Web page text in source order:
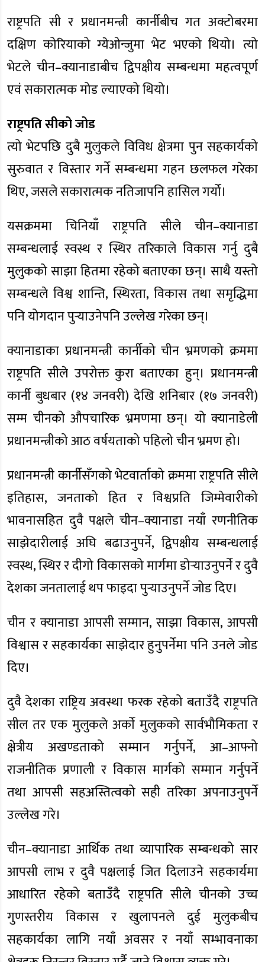
राष्ट्रपति सी र प्रधानमन्त्री कार्नीबीच गत अक्टोबरमा
दक्षिण कोरियाको ग्येओन्जुमा भेट भएको थियो। त्यो
भेटले चीन–क्यानाडाबीच द्विपक्षीय सम्बन्धमा महत्वपूर्ण
एवं सकारात्मक मोड ल्याएको थियो।
राष्ट्रपति सीको जोड
त्यो भेटपछि दुबै मुलुकले विविध क्षेत्रमा पुन सहकार्यको
सुरुवात र विस्तार गर्ने सम्बन्धमा गहन छलफल गरेका
थिए, जसले सकारात्मक नतिजापनि हासिल गर्यो।
यसक्रममा चिनियाँ राष्ट्रपति सीले चीन–क्यानाडा
सम्बन्धलाई स्वस्थ र स्थिर तरिकाले विकास गर्नु दुबै
मुलुकको साझा हितमा रहेको बताएका छन्। साथै यस्तो
सम्बन्धले विश्व शान्ति, स्थिरता, विकास तथा समृद्धिमा
पनि योगदान पुर्‍याउनेपनि उल्लेख गरेका छन्।
क्यानाडाका प्रधानमन्त्री कार्नीको चीन भ्रमणको क्रममा
राष्ट्रपति सीले उपरोक्त कुरा बताएका हुन्। प्रधानमन्त्री
कार्नी बुधबार (१४ जनवरी) देखि शनिबार (१७ जनवरी)
सम्म चीनको औपचारिक भ्रमणमा छन्। यो क्यानाडेली
प्रधानमन्त्रीको आठ वर्षयताको पहिलो चीन भ्रमण हो।
प्रधानमन्त्री कार्नीसँगको भेटवार्ताको क्रममा राष्ट्रपति सीले
इतिहास, जनताको हित र विश्वप्रति जिम्मेवारीको
भावनासहित दुवै पक्षले चीन–क्यानाडा नयाँ रणनीतिक
साझेदारीलाई अघि बढाउनुपर्ने, द्विपक्षीय सम्बन्धलाई
स्वस्थ, स्थिर र दीगो विकासको मार्गमा डोर्‍याउनुपर्ने र दुवै
देशका जनतालाई थप फाइदा पुर्‍याउनुपर्ने जोड दिए।
चीन र क्यानाडा आपसी सम्मान, साझा विकास, आपसी
विश्वास र सहकार्यका साझेदार हुनुपर्नेमा पनि उनले जोड
दिए।
दुवै देशका राष्ट्रिय अवस्था फरक रहेको बताउँदै राष्ट्रपति
सील तर एक मुलुकले अर्काे मुलुकको सार्वभौमिकता र
क्षेत्रीय अखण्डताको सम्मान गर्नुपर्ने, आ–आफ्नो
राजनीतिक प्रणाली र विकास मार्गको सम्मान गर्नुपर्ने
तथा आपसी सहअस्तित्वको सही तरिका अपनाउनुपर्ने
उल्लेख गरे।
चीन–क्यानाडा आर्थिक तथा व्यापारिक सम्बन्धको सार
आपसी लाभ र दुवै पक्षलाई जित दिलाउने सहकार्यमा
आधारित रहेको बताउँदै राष्ट्रपति सीले चीनको उच्च
गुणस्तरीय विकास र खुलापनले दुई मुलुकबीच
सहकार्यका लागि नयाँ अवसर र नयाँ सम्भावनाका